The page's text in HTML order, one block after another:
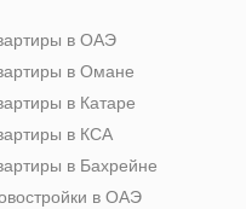
в ОАЭ
в Омане
в Катаре
в КСА
в Бахрейне
в ОАЭ